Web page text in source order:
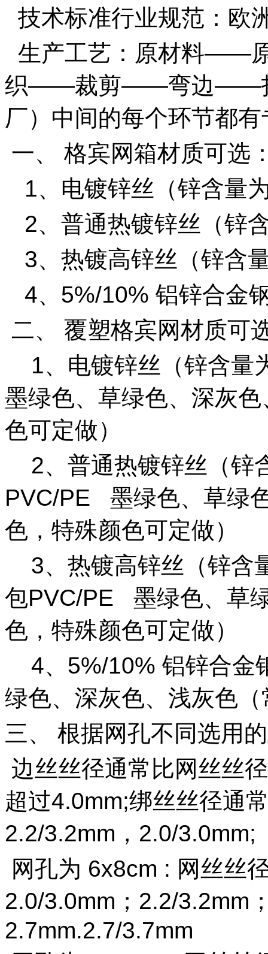
技术标准行业规范：欧
生产工艺：原材料——
织——裁剪——弯边——
厂）中间的每个环节都
一、 格宾网箱材质可选
1、电镀锌丝（锌含量
2、普通热镀锌丝（锌
3、热镀高锌丝（锌含
4、 5%/10% 铝锌合金
二、 覆塑格宾网材质可
1、电镀锌丝（锌含量
墨绿色、草绿色、深灰
色可定做）
2、普通热镀锌丝（锌
PVC/PE 墨绿色、草绿
色，特殊颜色可定做）
3、热镀高锌丝（锌含
包PVC/PE 墨绿色、草
色，特殊颜色可定做）
4、 5%/10% 铝锌合金
绿色、深灰色、浅灰色
三、 根据网孔不同选用
边丝丝径通常比网丝丝
超过4.0mm;绑丝丝径通
2.2/3.2mm ， 2.0/3.0mm;
网孔为 6x8cm : 网丝丝
2.0/3.0mm ； 2.2/3.2mm
2.7mm.2.7/3.7mm